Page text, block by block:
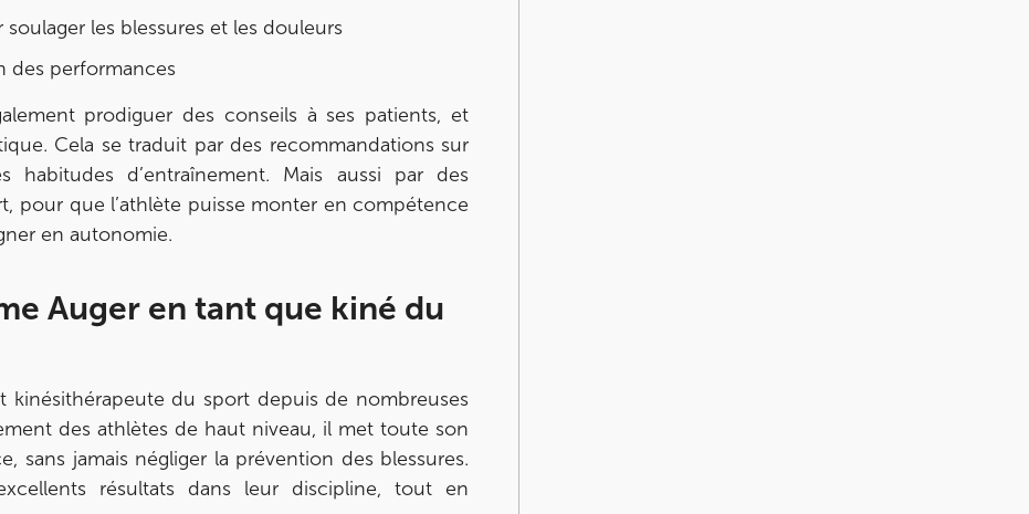
les blessures et les douleurs
des performances
prodiguer des conseils à ses patients, et
Cela se traduit par des recommandations sur
habitudes d’entraînement. Mais aussi par des
pour que l’athlète puisse monter en compétence
en autonomie.
Auger en tant que kiné du
kinésithérapeute du sport depuis de nombreuses
des athlètes de haut niveau, il met toute son
sans jamais négliger la prévention des blessures.
résultats dans leur discipline, tout en